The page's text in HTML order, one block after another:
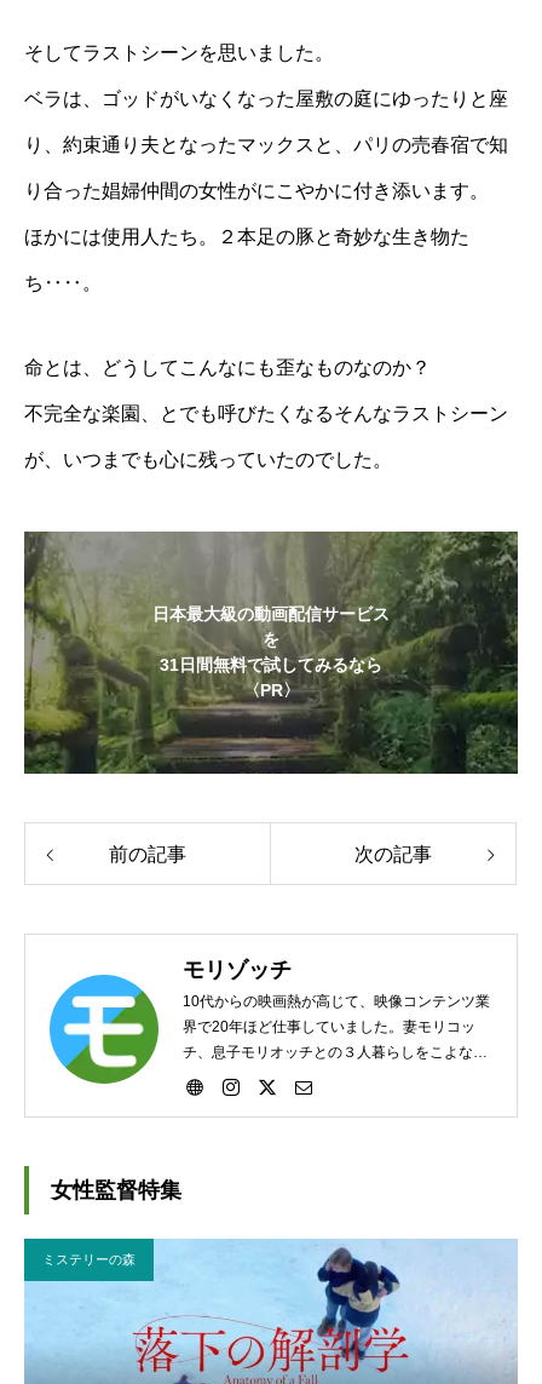
そしてラストシーンを思いました。
ベラは、ゴッドがいなくなった屋敷の庭にゆったりと座
り、約束通り夫となったマックスと、パリの売春宿で知
り合った娼婦仲間の女性がにこやかに付き添います。
ほかには使用人たち。２本足の豚と奇妙な生き物た
ち‥‥。
命とは、どうしてこんなにも歪なものなのか？
不完全な楽園、とでも呼びたくなるそんなラストシーン
が、いつまでも心に残っていたのでした。
日本最大級の動画配信サービス
を
31日間無料で試してみるなら
〈PR〉
前の記事 次の記事
モリゾッチ
10代からの映画熱が高じて、映像コンテンツ業
界で20年ほど仕事していました。妻モリコッ
チ、息子モリオッチとの３人暮らしをこよなく
愛する平凡な家庭人でもあります。そんな管理
女性監督特集
ミステリーの森